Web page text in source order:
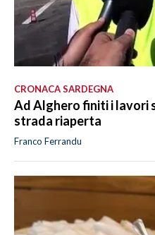
CRONACA SARDEGNA
Ad Alghero finiti i lavori
strada riaperta
Franco Ferrandu